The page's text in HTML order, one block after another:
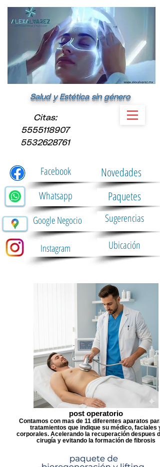
​Citas:
5555118907
5532628761
Google Negocio
Facebook
Whatsapp
Salud y Estética sin género
Instagram
Novedades
Paquetes
Sugerencias
Ubicación
post operatorio
Contamos con mas de 11 diferentes aparatos
tratamientos que indique su médico, faciales y
corporales. Acelerando la recuperación despues
cirugía y evitando la formación de fibrosis